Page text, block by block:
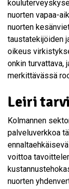
nuorten vapaa-
nuorten
taustatekijöiden
oikeus
onkin turvattava,
merkittävässä
Leiri
Kolmannen
palveluverkkoa
voittoa
nuorten